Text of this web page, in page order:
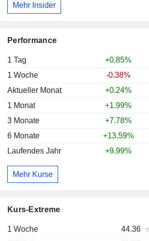
Performance
1 Tag
+0.85%
1 Woche
-0.38%
Aktueller Monat
+0.24%
1 Monat
+1.99%
3 Monate
+7.78%
6 Monate
+13.59%
Laufendes Jahr
+9.99%
Mehr Kurse
Kurs-Extreme
1 Woche 44.36
Mehr Insider